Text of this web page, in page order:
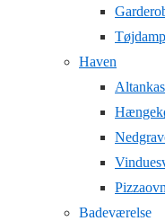
Haven
Badeværelse